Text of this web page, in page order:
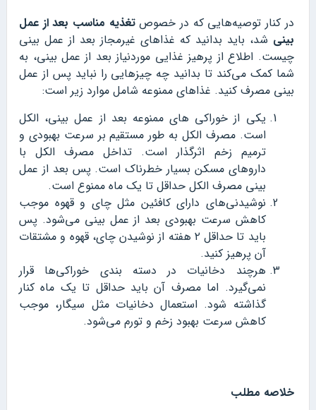
در کنار توصیه‌هایی که در خصوصتغذیه مناسب بعد از عمل
بینی شد، باید بدانید که غذاهای غیرمجاز بعد از عمل بینی
چیست. اطلاع از پرهیز غذایی موردنیاز بعد از عمل بینی، به
شما کمک می‌کند تا بدانید چه چیزهایی را نباید پس از عمل
بینی مصرف کنید. غذاهای ممنوعه شامل موارد زیر است:
یکی از خوراکی های ممنوعه بعد از عمل بینی، الکل
است. مصرف الکل به طور مستقیم بر سرعت بهبودی و
ترمیم زخم اثرگذار است. تداخل مصرف الکل با
داروهای مسکن بسیار خطرناک است. پس بعد از عمل
بینی مصرف الکل حداقل تا یک ماه ممنوع است.
نوشیدنی‌های دارای کافئین مثل چای و قهوه موجب
کاهش سرعت بهبودی بعد از عمل بینی می‌شود. پس
باید تا حداقل ۲ هفته از نوشیدن چای، قهوه و مشتقات
آن پرهیز کنید.
هرچند دخانیات در دسته بندی خوراکی‌ها قرار
نمی‌گیرد. اما مصرف آن باید حداقل تا یک ماه کنار
گذاشته شود. استعمال دخانیات مثل سیگار، موجب
کاهش سرعت بهبود زخم و تورم می‌شود.
خلاصه مطلب